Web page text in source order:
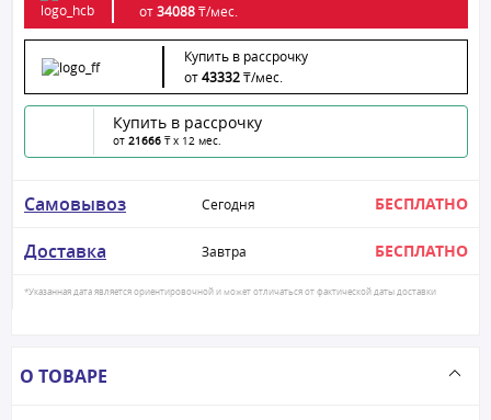
от34088₸/мес.
Купить в рассрочку
от43332₸/мес.
Купить в рассрочку
от 21666 ₸ x 12 мес.
Самовывоз Сегодня БЕСПЛАТНО
Доставка Завтра БЕСПЛАТНО
*Указанная дата является ориентировочной и может отличаться от фактической даты доставки
О ТОВАРЕ